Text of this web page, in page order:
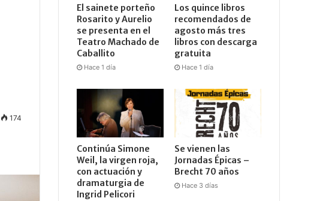
174
El sainete porteño
Rosarito y Aurelio
se presenta en el
Teatro Machado de
Caballito
Hace 1 día
Los quince libros
recomendados de
agosto más tres
libros con descarga
gratuita
Hace 1 día
Continúa Simone
Weil, la virgen roja,
con actuación y
dramaturgia de
Ingrid Pelicori
Se vienen las
Jornadas Épicas –
Brecht 70 años
Hace 3 días